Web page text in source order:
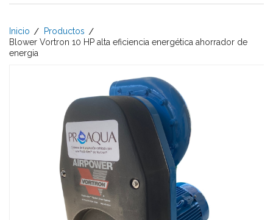
Inicio
Productos
Blower Vortron 10 HP alta eficiencia energética ahorrador de
energia